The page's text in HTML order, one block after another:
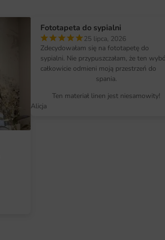
Każda fototapeta
wysokość ściany, a my
Pasy łączą się tak, że łączenia są
jeden, ciągły obraz na całej
które po raz pierwszy stykają się
Dlaczego warto wybrać tę
Decyzja o zamówieniu fototapety
estetykę z trwałością na wiele
produkcji na wymiar sprawia, że
Bogata, kwiatowa kompozycja,
Fototapeta do sypialni
25 lipca, 2026
Zdecydowałam się na fototapetę do
sypialni. Nie przypuszczałam, że ten
całkowicie odmieni moją przestrzeń do
spania.
Ten materiał linen jest niesamowity!
Alicja